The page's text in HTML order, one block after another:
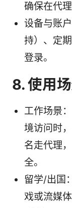
确保在代
设备与账
持）、定
登录。
8. 使用
工作场景
境访问时
名走代理
全。
留学/出国
戏或流媒